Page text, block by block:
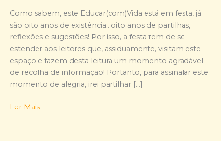
Como sabem, este Educar(com)Vida está em festa, já
são oito anos de existência.. oito anos de partilhas,
reflexões e sugestões! Por isso, a festa tem de se
estender aos leitores que, assiduamente, visitam este
espaço e fazem desta leitura um momento agradável
de recolha de informação! Portanto, para assinalar este
momento de alegria, irei partilhar […]
oferece
um
e-
book!
Ler Mais